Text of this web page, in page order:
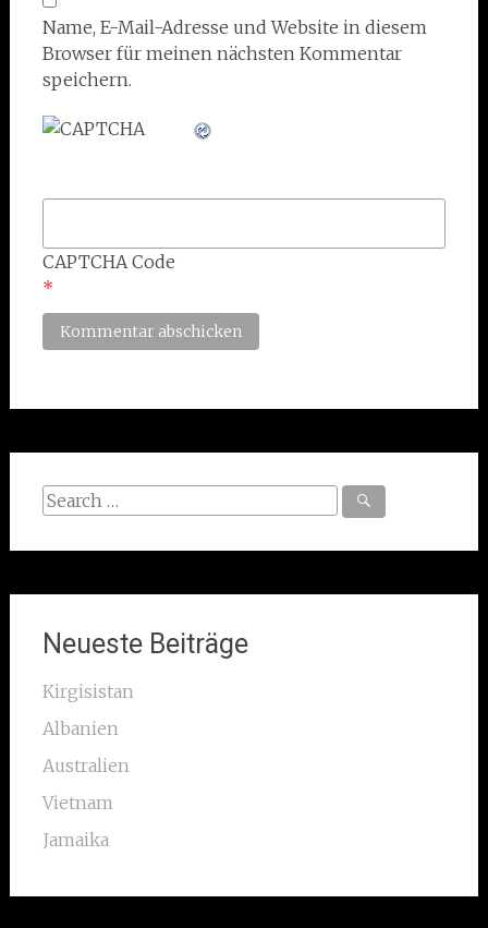
Name, E-Mail-Adresse und Website in diesem
Browser für meinen nächsten Kommentar
speichern.
CAPTCHA Code
*
Search
Neueste Beiträge
Kirgisistan
Albanien
Australien
Vietnam
Jamaika